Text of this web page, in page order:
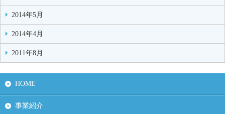
2014年5月
2014年4月
2011年8月
HOME
事業紹介